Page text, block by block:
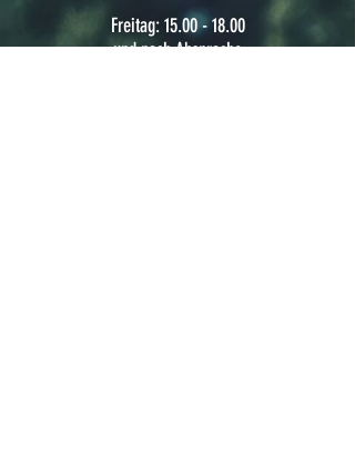
Freitag: 15.00 - 18.00
und nach Absprache